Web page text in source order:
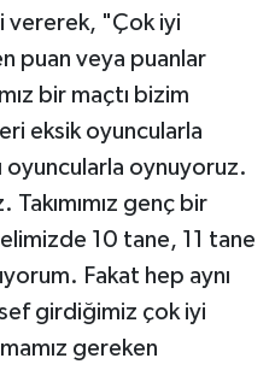
vererek, "Çok iyi
puan veya puanlar
bir maçtı bizim
eksik oyuncularla
oyuncularla oynuyoruz.
Takımımız genç bir
10 tane, 11 tane
Fakat hep aynı
girdiğimiz çok iyi
gereken